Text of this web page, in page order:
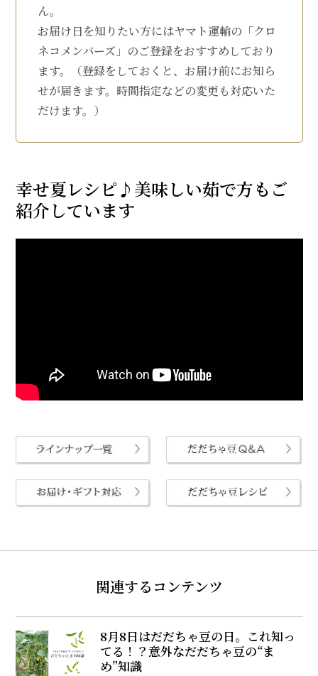
ん。
お届け日を知りたい方にはヤマト運輸の「クロ
ネコメンバーズ 」のご登録をおすすめしており
ます。（登録をしておくと、お届け前にお知ら
せが届きます。時間指定などの変更も対応いた
だけます。）
幸せ夏レシピ♪美味しい茹で方もご
紹介しています
関連するコンテンツ
8月8日はだだちゃ豆の日。これ知っ
てる！？意外なだだちゃ豆の“ま
め”知識